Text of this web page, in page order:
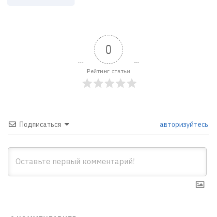
0
Рейтинг статьи
Подписаться авторизуйтесь